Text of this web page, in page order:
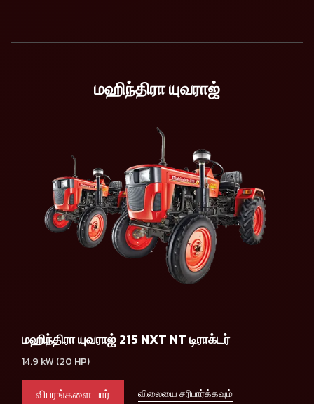
மஹிந்திரா யுவராஜ்
மஹிந்திரா யுவராஜ் 215 NXT NT டிராக்டர்
14.9 kW (20 HP)
விபரங்களை பார் விலையை சரிபார்க்கவும்